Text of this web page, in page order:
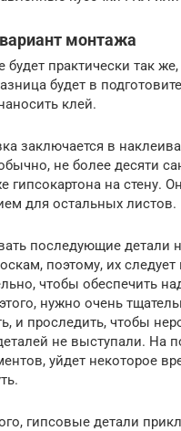
монтажа
будет практически так
будет в
клей.
заключается в
не более десяти
гипсокартона на стену.
для остальных листов.
последующие детали
поэтому, их следует
чтобы обеспечить
нужно очень
и проследить, чтобы
не выступали. На
уйдет некоторое
гипсовые детали